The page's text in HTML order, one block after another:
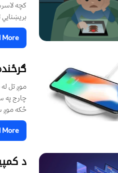
»
موږ تل
چارج په
ځکه موږ
»
د